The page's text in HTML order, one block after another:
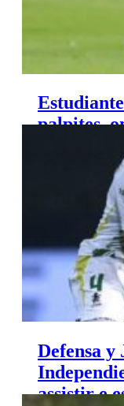
palpites,
–
Defensa y
assistir e